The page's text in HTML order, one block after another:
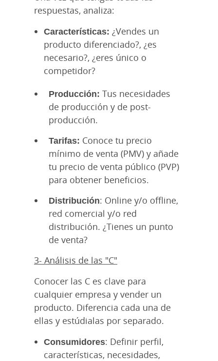
respuestas, analiza:
Características: ¿Vendes un
producto diferenciado?, ¿es
necesario?, ¿eres único o
competidor?
Producción: Tus necesidades
de producción y de post-
producción.
Tarifas: Conoce tu precio
mínimo de venta (PMV) y añade
tu precio de venta público (PVP)
para obtener beneficios.
Distribución: Online y/o offline,
red comercial y/o red
distribución. ¿Tienes un punto
de venta?
3- Análisis de las "C"
Conocer las C es clave para
cualquier empresa y vender un
producto. Diferencia cada una de
ellas y estúdialas por separado.
Consumidores: Definir perfil,
características, necesidades,